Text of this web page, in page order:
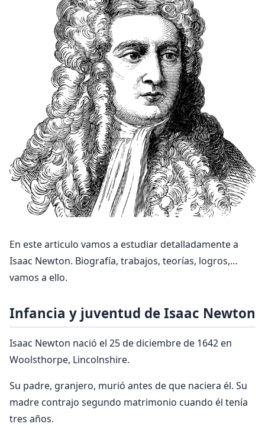
En este articulo vamos a estudiar detalladamente a
Isaac Newton. Biografía, trabajos, teorías, logros,…
vamos a ello.
Infancia y juventud de Isaac Newton
Isaac Newton nació el 25 de diciembre de 1642 en
Woolsthorpe, Lincolnshire.
Su padre, granjero, murió antes de que naciera él. Su
madre contrajo segundo matrimonio cuando él tenía
tres años.